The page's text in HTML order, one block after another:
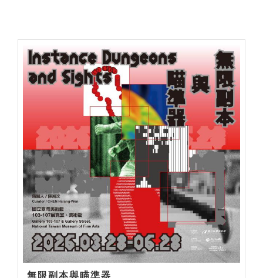
無限副本與瞄準器